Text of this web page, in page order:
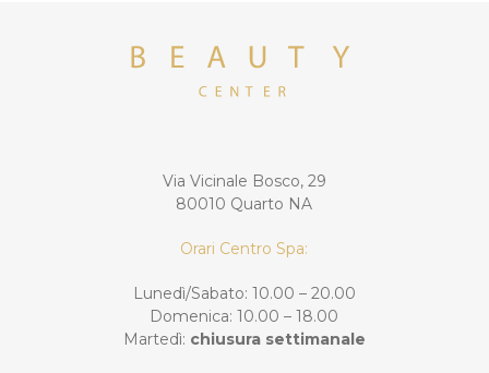
Via Vicinale Bosco, 29
80010 Quarto NA
Orari Centro Spa:
Lunedì/Sabato: 10.00 – 20.00
Domenica: 10.00 – 18.00
Martedì: chiusura settimanale